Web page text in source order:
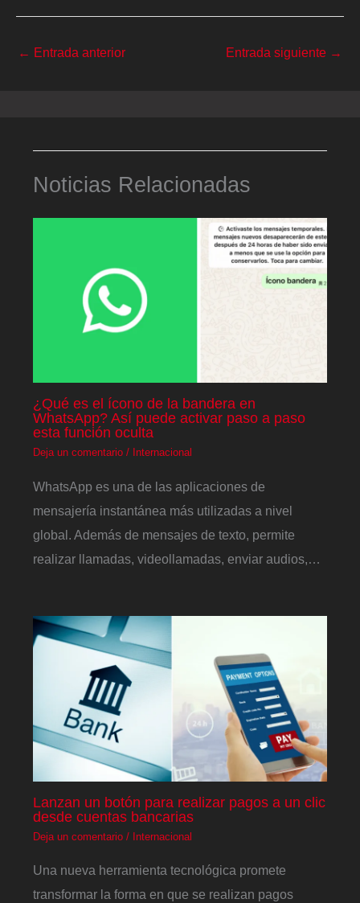
← Entrada anterior Entrada siguiente →
Noticias Relacionadas
¿Qué es el ícono de la bandera en
WhatsApp? Así puede activar paso a paso
esta función oculta
Deja un comentario / Internacional
WhatsApp es una de las aplicaciones de
mensajería instantánea más utilizadas a nivel
global. Además de mensajes de texto, permite
realizar llamadas, videollamadas, enviar audios,…
Lanzan un botón para realizar pagos a un clic
desde cuentas bancarias
Deja un comentario / Internacional
Una nueva herramienta tecnológica promete
transformar la forma en que se realizan pagos